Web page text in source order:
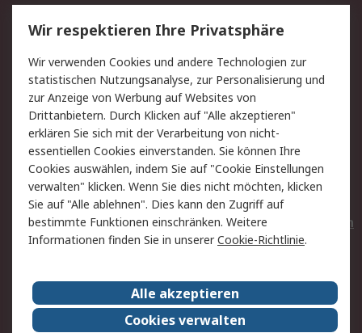
Service
Value Added Services
Lieferlösungen
Rücksendungen
Kontakt
Hilfe
Privatkunden
Rechtliches
AGB
Datenschutz
Cookie-Richtlinie
Zahlungsbedingungen
Copyright/Impressum
Entsorgung
Elektrogeräte/Batterien
RS weltweit
Karriere bei RS
Nachhaltigkeit
Wir respektieren Ihre Privatsphäre
Wir verwenden Cookies und andere Technologien zur
statistischen Nutzungsanalyse, zur Personalisierung und
zur Anzeige von Werbung auf Websites von
Drittanbietern. Durch Klicken auf "Alle akzeptieren"
erklären Sie sich mit der Verarbeitung von nicht-
essentiellen Cookies einverstanden. Sie können Ihre
Cookies auswählen, indem Sie auf "Cookie Einstellungen
verwalten" klicken. Wenn Sie dies nicht möchten, klicken
Sie auf "Alle ablehnen". Dies kann den Zugriff auf
bestimmte Funktionen einschränken. Weitere
Informationen finden Sie in unsererCookie-Richtlinie.
Alle akzeptieren
Cookies verwalten